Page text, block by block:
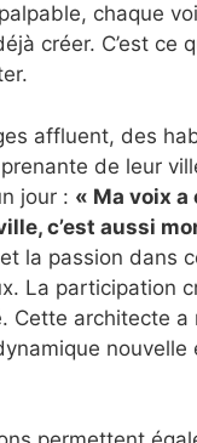
chaque
créer. C’est ce
affluent, des
de leur
jour : « Ma voix a
c’est aussi
et la passion dans
La participation
Cette architecte a
nouvelle